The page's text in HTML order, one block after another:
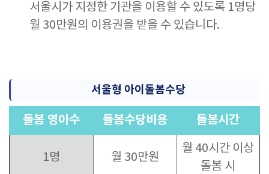
서울시가 지정한 기관을 이용할 수 있도록 1명당
월 30만원의 이용권을 받을 수 있습니다.
서울형 아이돌봄수당
돌봄 영아수 돌봄수당비용 돌봄시간
1명 월 30만원
월 40시간 이상
돌봄 시